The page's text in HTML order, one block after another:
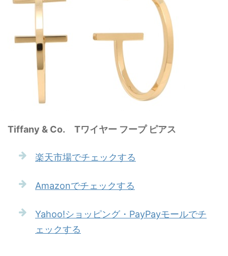
Tiffany & Co. Tワイヤー フープ ピアス
楽天市場でチェックする
Amazonでチェックする
Yahoo!ショッピング・PayPayモールでチ
ェックする